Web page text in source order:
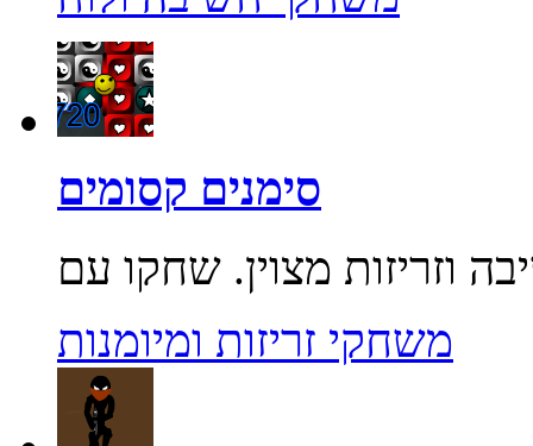
סימנים קסומים
משחקי זריזות ומיומנות